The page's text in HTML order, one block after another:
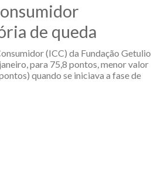
de queda
(ICC) da Fundação Getulio
para 75,8 pontos, menor valor
quando se iniciava a fase de